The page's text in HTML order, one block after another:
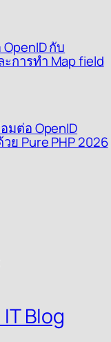
กับ
การทำ Map field
มต่อ OpenID
ย Pure PHP 2026
Blog